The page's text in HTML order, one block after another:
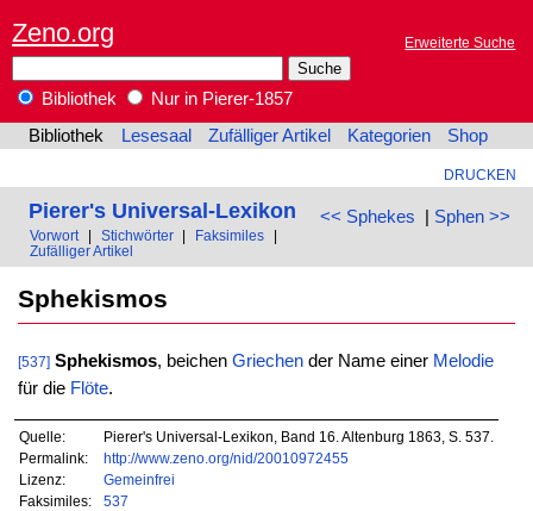
Zeno.org Erweiterte Suche
Bibliothek
Nur in Pierer-1857
Bibliothek
Lesesaal Zufälliger Artikel Kategorien Shop
DRUCKEN
<< Sphekes | Sphen >>
Pierer's Universal-Lexikon
Vorwort Stichwörter Faksimiles
Zufälliger Artikel
Sphekismos
[537] Sphekismos, beichen Griechender Name einer Melodie
für die Flöte.
Quelle:
Pierer's Universal-Lexikon, Band 16. Altenburg 1863, S. 537.
Permalink:
http://www.zeno.org/nid/20010972455
Lizenz:
Gemeinfrei
Faksimiles:
537